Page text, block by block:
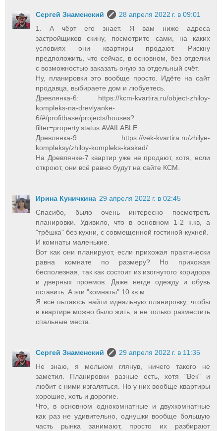
Сергей Знаменский
28 апреля 2022 г. в 09:01
1. А чёрт его знает. Я вам ниже адреса
застройщиков скину, посмотрите сами, на каких
условиях они квартиры продают. Рискну
предположить, что сейчас, в основном, без отделки
с возможностью заказать оную за отдельный счёт.
Ну, планировки это вообще просто. Идёте на сайт
продавца, выбираете дом и любуетесь.
Древлянка-6: https://kcm-kvartira.ru/object-zhiloy-
kompleks-na-drevlyanke-
6/#/profitbase/projects/houses?
filter=property.status:AVAILABLE
Древлянка-9: https://vek-kvartira.ru/zhilye-
kompleksy/zhiloy-kompleks-kaskad/
На Древлянке-7 квартир уже не продают, хотя, если
откроют, они всё равно будут на сайте КСМ.
Ирина Куничкина 29 апреля 2022 г. в 02:45
Спасибо, было очень интересно посмотреть
планировки. Удивило, что в основном 1-2 к.кв, а
"трёшка" без кухни, с совмещенной гостиной-кухней.
И комнаты маленькие.
Вот как они планируют, если прихожая практически
равна комнате по размеру? Но прихожая
бесполезная, так как состоит из изогнутого коридора
и дверных проемов. Даже негде одежду и обувь
оставить. А эти "комнаты" 10 кв.м....
Я всё пытаюсь найти идеальную планировку, чтобы
в квартире можно было жить, а не только разместить
спальные места.
Сергей Знаменский
29 апреля 2022 г. в 11:35
Не знаю, я мельком глянув, ничего такого не
заметил. Планировки разные есть, хотя "Век" и
любит с ними изгаляться. Но у них вообще квартиры
хорошие, хоть и дорогие.
Что, в основном однокомнатные и двухкомнатные
как раз не удивительно, однушки вообще большую
часть рынка занимают, просто их разбирают